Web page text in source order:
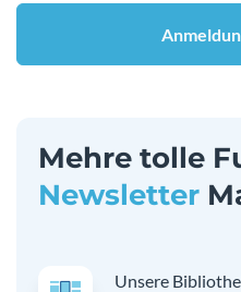
Mehre tolle
Newsletter
Unsere